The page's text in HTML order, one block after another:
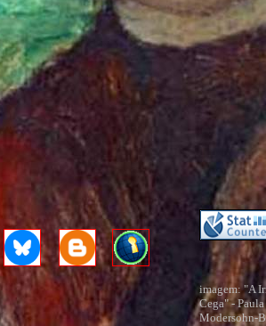
imagem: "A
Cega" - Paula
Modersohn-